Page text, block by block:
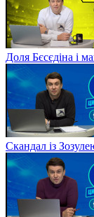
Доля Бєсєдіна і
Скандал із